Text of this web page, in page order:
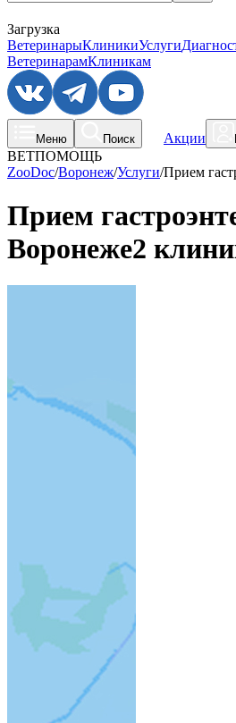
Загрузка
ВетеринарыКлиникиУслуги
ВетеринарамКлиникам
Меню Поиск Акции
ВЕТПОМОЩЬ
ZooDoc/Воронеж/Услуги/Прием
Прием
Воронеже2